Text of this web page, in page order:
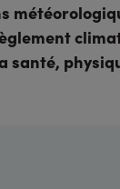
santé,